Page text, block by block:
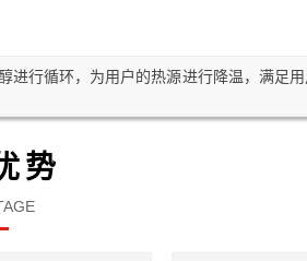
行循环，为用户的热源进行降温，满足
势